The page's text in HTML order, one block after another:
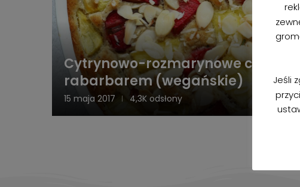
Cytrynowo-rozmarynowe ciasto z
rabarbarem (wegańskie)
15 maja 2017 4,3K odsłony
Jeśli